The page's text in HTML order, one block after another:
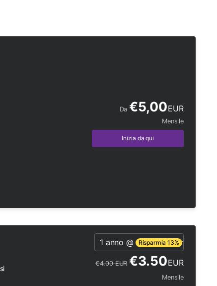
Da €5,00EUR
Mensile
Inizia da qui
1 anno @ Risparmia 13%
€4.00 EUR €3.50EUR
Mensile